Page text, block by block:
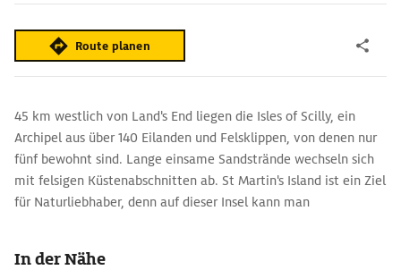
Route planen
45 km westlich von Land's End liegen die Isles of Scilly, ein
Archipel aus über 140 Eilanden und Felsklippen, von denen nur
fünf bewohnt sind. Lange einsame Sandstrände wechseln sich
mit felsigen Küstenabschnitten ab. St Martin's Island ist ein Ziel
für Naturliebhaber, denn auf dieser Insel kann man
In der Nähe